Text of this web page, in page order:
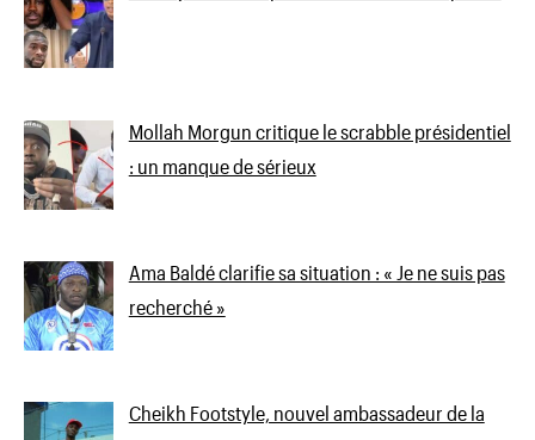
Mollah Morgun critique le scrabble présidentiel
: un manque de sérieux
Ama Baldé clarifie sa situation : « Je ne suis pas
recherché »
Cheikh Footstyle, nouvel ambassadeur de la